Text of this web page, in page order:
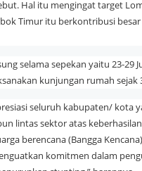
Hal itu mengingat target
Timur itu berkontribusi
selama sepekan yaitu 23-29
kunjungan rumah sejak
seluruh kabupaten/ kota
lintas sektor atas
berencana (Bangga
komitmen dalam